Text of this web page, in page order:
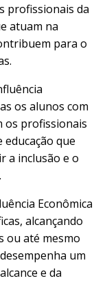
profissionais da
atuam na
para o
os alunos com
os profissionais
educação que
a inclusão e o
Econômica
alcançando
ou até mesmo
um
e da